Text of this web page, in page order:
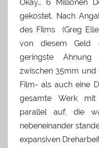
Okay… 6 Millionen
gekostet. Nach
des Films (Greg
von diesem Geld
geringste
zwischen 35mm und
Film- als auch eine
gesamte Werk mit
parallel auf, die
nebeneinander
expansiven